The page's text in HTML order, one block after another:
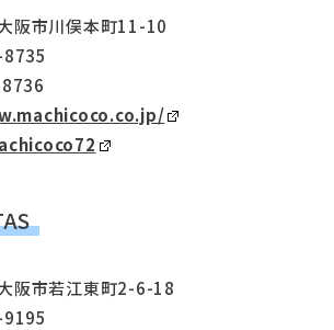
阪市川俣本町11-10
阪市若江東町2-6-18